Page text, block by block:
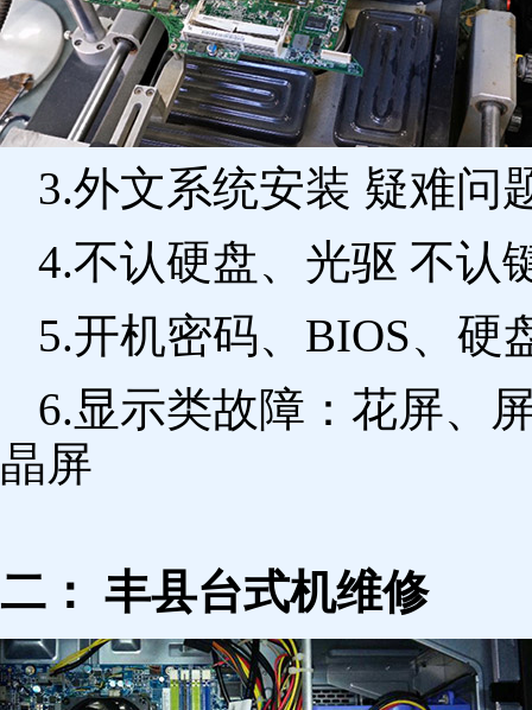
3.外文系统安装 疑难问
4.不认硬盘、光驱 不认
5.开机密码、BIOS、硬
6.显示类故障：花屏、
晶屏
二： 丰县台式机维修